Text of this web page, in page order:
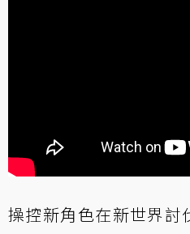
操控新角色在新世界討